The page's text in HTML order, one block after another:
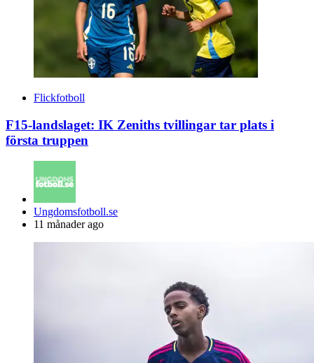
Flickfotboll
F15-landslaget: IK Zeniths tvillingar tar plats i
första truppen
Posted
by
Ungdomsfotboll.se
11 månader ago